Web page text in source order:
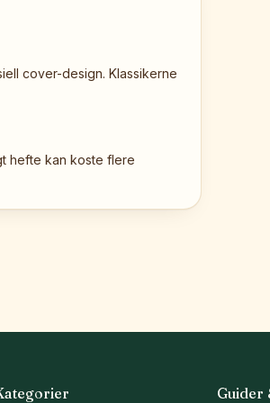
cover-design. Klassikerne
hefte kan koste flere
Guider